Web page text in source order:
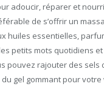
adoucir, réparer et
de s’offrir un
huiles essentielles,
petits mots quotidiens
pouvez rajouter des
gel gommant pour